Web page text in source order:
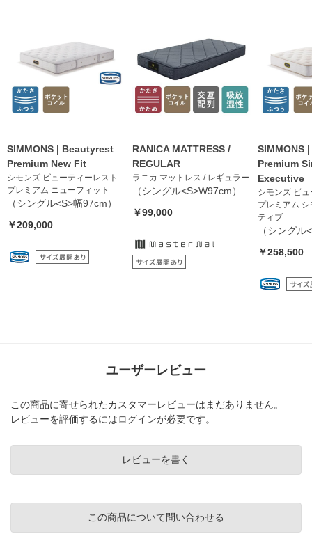
SIMMONS | Beautyrest
Premium New Fit
シモンズ ビューティーレスト
プレミアム ニューフィット
（シングル<S>幅97cm）
￥209,000
RANICA MATTRESS /
REGULAR
ラニカ マットレス / レギュラー
（シングル<S>W97cm）
￥99,000
SIMMONS
Premium
Executive
シモンズ ビ
プレミアム
ティブ
（シング
￥258,500
ユーザーレビュー
この商品に寄せられたカスタマーレビューはまだありません。
レビューを評価するにはログインが必要です。
レビューを書く
この商品について問い合わせる